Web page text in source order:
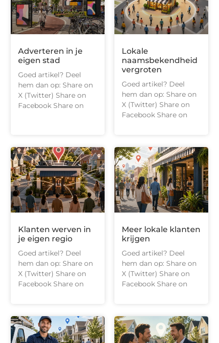
Adverteren in je
eigen stad
Goed artikel? Deel
hem dan op: Share on
X (Twitter) Share on
Facebook Share on
Lokale
naamsbekendheid
vergroten
Goed artikel? Deel
hem dan op: Share on
X (Twitter) Share on
Facebook Share on
Klanten werven in
je eigen regio
Goed artikel? Deel
hem dan op: Share on
X (Twitter) Share on
Facebook Share on
Meer lokale klanten
krijgen
Goed artikel? Deel
hem dan op: Share on
X (Twitter) Share on
Facebook Share on